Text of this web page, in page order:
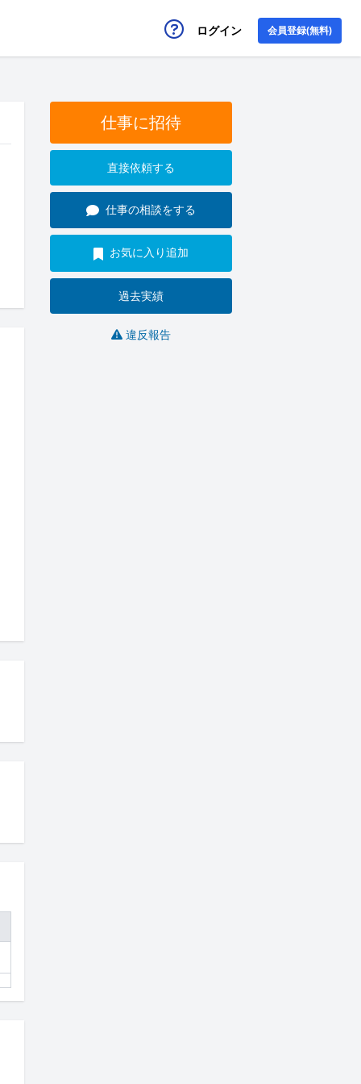
ログイン 会員登録(無料)
仕事に招待
直接依頼する
仕事の相談をする
お気に入り追加
過去実績
違反報告